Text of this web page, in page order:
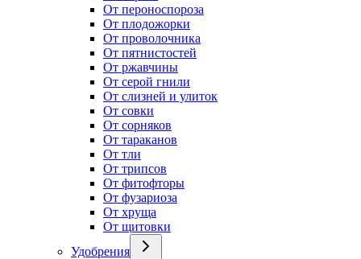
От пероноспороза
От плодожорки
От проволочника
От пятнистостей
От ржавчины
От серой гнили
От слизней и улиток
От совки
От сорняков
От тараканов
От тли
От трипсов
От фитофторы
От фузариоза
От хруща
От щитовки
Удобрения